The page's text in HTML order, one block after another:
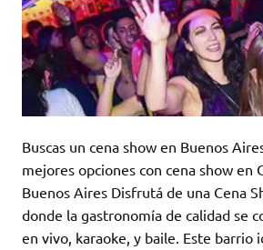
Buscas un cena show en Buenos
mejores opciones con cena show en
Buenos Aires Disfrutá de una Cena
donde la gastronomía de calidad se
en vivo, karaoke, y baile. Este barrio